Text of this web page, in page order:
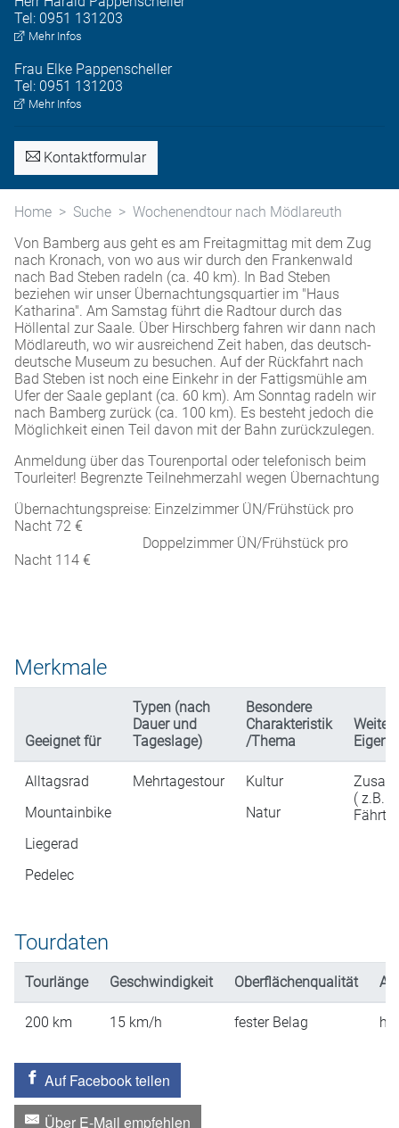
Tel: 0951 131203
Mehr Infos
Frau Elke Pappenscheller
Tel: 0951 131203
Mehr Infos
Kontaktformular
Home Suche
Wochenendtour nach Mödlareuth
Von Bamberg aus geht es am Freitagmittag mit dem Zug
nach Kronach, von wo aus wir durch den Frankenwald
nach Bad Steben radeln (ca. 40 km). In Bad Steben
beziehen wir unser Übernachtungsquartier im "Haus
Katharina". Am Samstag führt die Radtour durch das
Höllental zur Saale. Über Hirschberg fahren wir dann nach
Mödlareuth, wo wir ausreichend Zeit haben, das deutsch-
deutsche Museum zu besuchen. Auf der Rückfahrt nach
Bad Steben ist noch eine Einkehr in der Fattigsmühle am
Ufer der Saale geplant (ca. 60 km). Am Sonntag radeln wir
nach Bamberg zurück (ca. 100 km). Es besteht jedoch die
Möglichkeit einen Teil davon mit der Bahn zurückzulegen.
Anmeldung über das Tourenportal oder telefonisch beim
Tourleiter! Begrenzte Teilnehmerzahl wegen Übernachtung
Übernachtungspreise: Einzelzimmer ÜN/Frühstück pro
Nacht 72 €
Doppelzimmer ÜN/Frühstück pro
Nacht 114 €
Merkmale
Geeignet für
Typen (nach
Dauer und
Tageslage)
Besondere
Charakteristik
/Thema
Weitere
Alltagsrad
Mountainbike
Liegerad
Pedelec
Mehrtagestour
Kultur
Natur
( z.B.
Tourdaten
Tourlänge Geschwindigkeit Oberflächenqualität
200 km 15 km/h fester Belag
Auf Facebook teilen
Über E-Mail empfehlen